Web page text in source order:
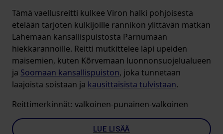
Tämä vaellusreitti kulkee Viron halki pohjoisesta
etelään tarjoten kulkijoille rannikon ylittävän matkan
Lahemaan kansallispuistosta Pärnumaan
hiekkarannoille. Reitti mutkittelee läpi upeiden
maisemien, kuten Kõrvemaan luonnonsuojelualueen
ja Soomaan kansallispuiston, joka tunnetaan
laajoista soistaan ja kausittaisista tulvistaan.
Reittimerkinnät: valkoinen-punainen-valkoinen
LUE LISÄÄ